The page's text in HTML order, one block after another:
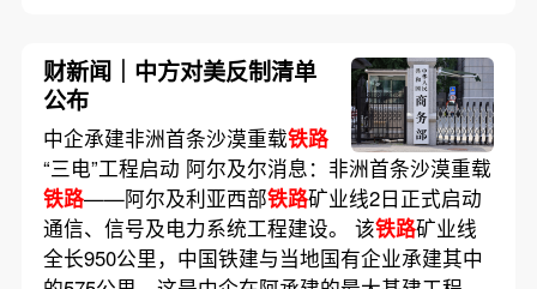
财新闻｜中方对美反制清单
公布
中企承建非洲首条沙漠重载铁路
“三电”工程启动 阿尔及尔消息：非洲首条沙漠重载
铁路——阿尔及利亚西部铁路矿业线2日正式启动
通信、信号及电力系统工程建设。 该铁路矿业线
全长950公里，中国铁建与当地国有企业承建其中